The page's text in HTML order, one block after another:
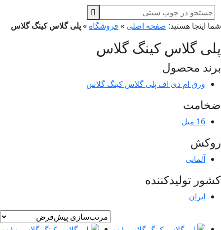
اینجا هستید:صفحه اصلی» فروشگاه» پلی گلاس کینگ گلاس
گلاس کینگ گلاس
محصول
ورق ام دی اف پلی گلاس کینگ گلاس
16 میل
آلمانی
تولیدکننده
ایران